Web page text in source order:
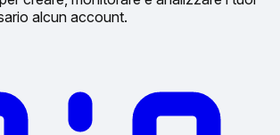
alcun account.